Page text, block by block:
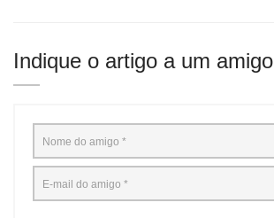
Indique o artigo a um amigo